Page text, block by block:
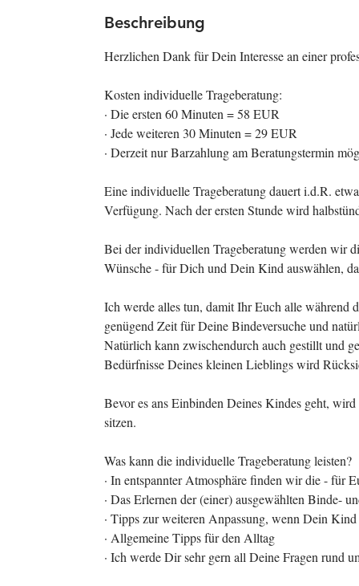
d
Beschreibung
Herzlichen Dank für Dein Interesse an einer
Kosten individuelle Trageberatung:
· Die ersten 60 Minuten = 58 EUR
· Jede weiteren 30 Minuten = 29 EUR
· Derzeit nur Barzahlung am Beratungstermin
Eine individuelle Trageberatung dauert i.d.R.
Verfügung. Nach der ersten Stunde wird
Bei der individuellen Trageberatung werden wir
Wünsche - für Dich und Dein Kind auswählen,
Ich werde alles tun, damit Ihr Euch alle während
genügend Zeit für Deine Bindeversuche und
Natürlich kann zwischendurch auch gestillt und
Bedürfnisse Deines kleinen Lieblings wird
Bevor es ans Einbinden Deines Kindes geht,
sitzen.
Was kann die individuelle Trageberatung leisten?
· In entspannter Atmosphäre finden wir die - für
· Das Erlernen der (einer) ausgewählten Binde-
· Tipps zur weiteren Anpassung, wenn Dein
· Allgemeine Tipps für den Alltag
· Ich werde Dir sehr gern all Deine Fragen rund